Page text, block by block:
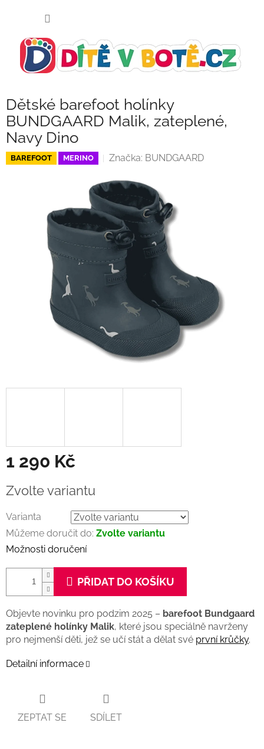
Dětské barefoot holínky
BUNDGAARD Malik, zateplené,
Navy Dino
BAREFOOT MERINO Značka: BUNDGAARD
1 290 Kč
cena:
Zvolte variantu
Varianta
Můžeme doručit do: Zvolte variantu
Možnosti doručení
PŘIDAT DO KOŠÍKU
Objevte novinku pro podzim 2025 – barefoot Bundgaard
zateplené holínky Malik, které jsou speciálně navrženy
pro nejmenší děti, jež se učí stát a dělat své první krůčky.
Detailní informace
ZEPTAT SE SDÍLET